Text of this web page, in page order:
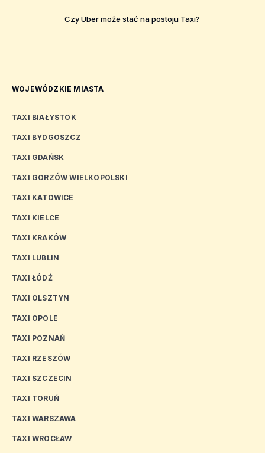
Czy Uber może stać na postoju Taxi?
WOJEWÓDZKIE MIASTA
TAXI BIAŁYSTOK
TAXI BYDGOSZCZ
TAXI GDAŃSK
TAXI GORZÓW WIELKOPOLSKI
TAXI KATOWICE
TAXI KIELCE
TAXI KRAKÓW
TAXI LUBLIN
TAXI ŁÓDŹ
TAXI OLSZTYN
TAXI OPOLE
TAXI POZNAŃ
TAXI RZESZÓW
TAXI SZCZECIN
TAXI TORUŃ
TAXI WARSZAWA
TAXI WROCŁAW